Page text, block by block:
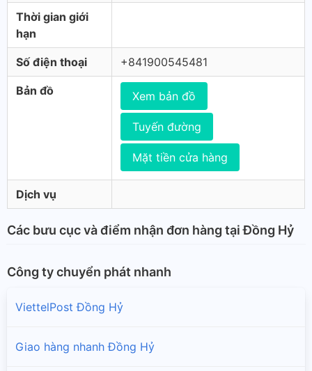
Thời gian giới
hạn
Số điện thoại +841900545481
Bản đồ Xem bản đồ
Tuyến đường
Mặt tiền cửa hàng
Dịch vụ
Các bưu cục và điểm nhận đơn hàng tại Đồng Hỷ
Công ty chuyển phát nhanh
ViettelPost Đồng Hỷ
Giao hàng nhanh Đồng Hỷ